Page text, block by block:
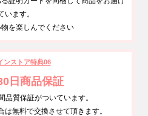
います。
を楽しんでください
ンストア特典06
日商品保証
品質保証がついています。
無料で交換させて頂きます。